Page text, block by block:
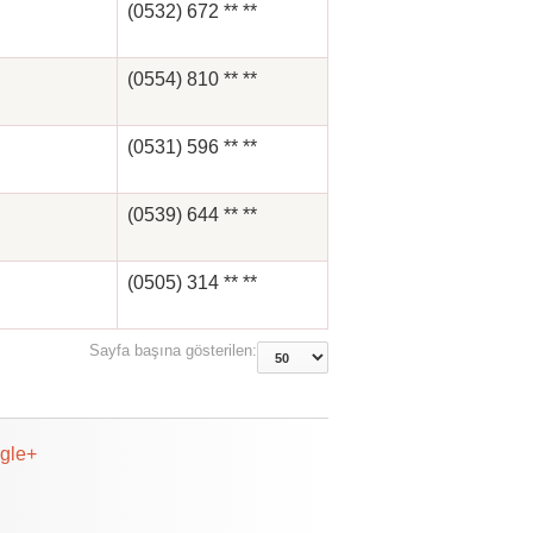
(0532) 672 ** **
(0554) 810 ** **
(0531) 596 ** **
(0539) 644 ** **
(0505) 314 ** **
Sayfa başına gösterilen: